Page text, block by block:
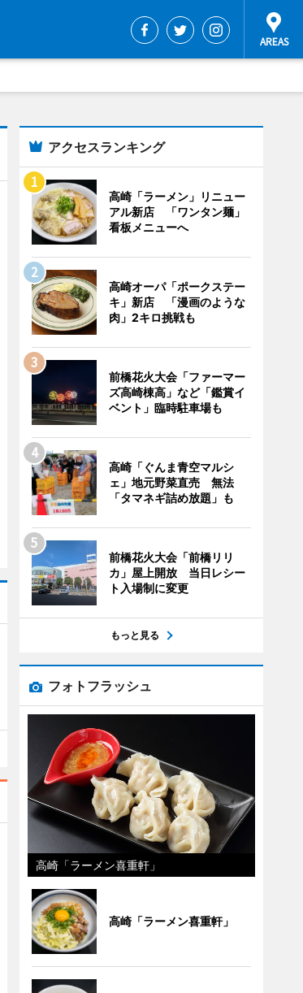
アクセスランキング
高崎「ラーメン」リニュー
アル新店 「ワンタン麺」
看板メニューへ
高崎オーパ「ポークステー
キ」新店 「漫画のような
肉」2キロ挑戦も
前橋花火大会「ファーマー
ズ高崎棟高」など「鑑賞イ
ベント」臨時駐車場も
高崎「ぐんま青空マルシ
ェ」地元野菜直売 無法
「タマネギ詰め放題」も
前橋花火大会「前橋リリ
カ」屋上開放 当日レシー
ト入場制に変更
もっと見る
フォトフラッシュ
高崎「ラーメン喜重軒」
高崎「ラーメン喜重軒」